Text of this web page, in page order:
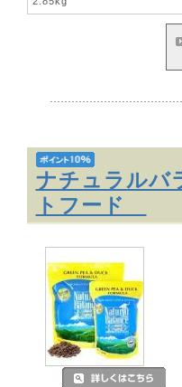
ナチュラル
トフード